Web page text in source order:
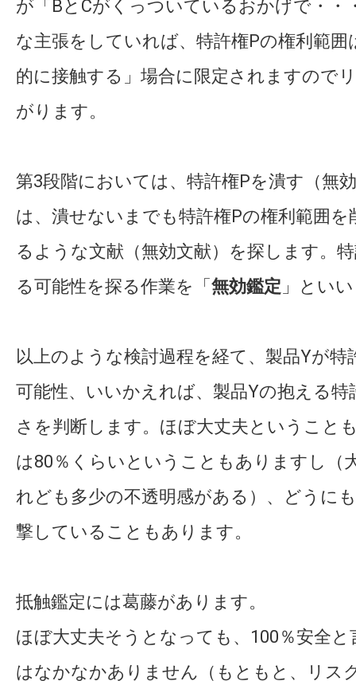
が「BとCがくっついているおかげで・・
な主張をしていれば、特許権Pの権利範囲
的に接触する」場合に限定されますので
がります。
第3段階においては、特許権Pを潰す（無
は、潰せないまでも特許権Pの権利範囲
るような文献（無効文献）を探します。
る可能性を探る作業を「 無効鑑定 」とい
以上のような検討過程を経て、製品Yが特
可能性、いいかえれば、製品Yの抱える
さを判断します。ほぼ大丈夫ということ
は80％くらいということもありますし（
れども多少の不透明感がある）、どうに
撃していることもあります。
抵触鑑定には葛藤があります。
ほぼ大丈夫そうとなっても、100％安全
はなかなかありません（もともと、リス